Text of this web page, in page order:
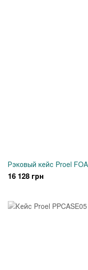
Рэковый кейс Proel
16 128 грн